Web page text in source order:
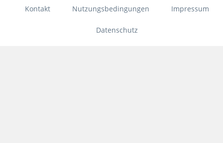
Kontakt Nutzungsbedingungen Impressum
Datenschutz